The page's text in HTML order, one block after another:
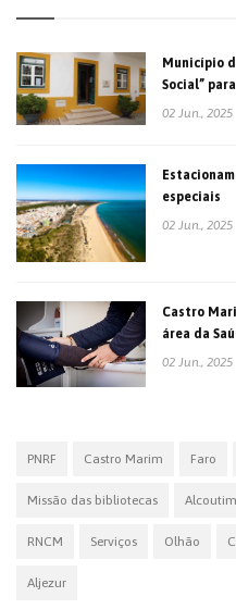
Município
Social”
02 Jun., 2025
especiais
02 Jun., 2025
Castro
área da
02 Jun., 2025
PNRF Castro Marim Faro
Missão das bibliotecas Alcoutim
RNCM Serviços Olhão
Aljezur